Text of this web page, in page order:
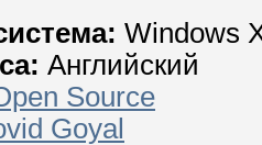
Windows
Английский
Source
Goyal